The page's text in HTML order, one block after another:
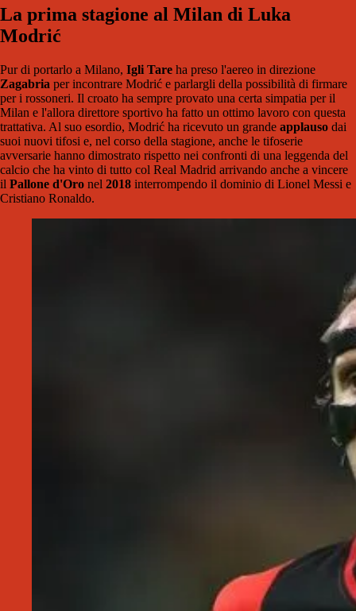
La prima stagione al Milan di Luka
Modrić
Pur di portarlo a Milano, Igli Tare ha preso l'aereo in direzione
Zagabria per incontrare Modrić e parlargli della possibilità di firmare
per i rossoneri. Il croato ha sempre provato una certa simpatia per il
Milan e l'allora direttore sportivo ha fatto un ottimo lavoro con questa
trattativa. Al suo esordio, Modrić ha ricevuto un grande applauso dai
suoi nuovi tifosi e, nel corso della stagione, anche le tifoserie
avversarie hanno dimostrato rispetto nei confronti di una leggenda del
calcio che ha vinto di tutto col Real Madrid arrivando anche a vincere
il Pallone d'Oro nel 2018 interrompendo il dominio di Lionel Messi e
Cristiano Ronaldo.